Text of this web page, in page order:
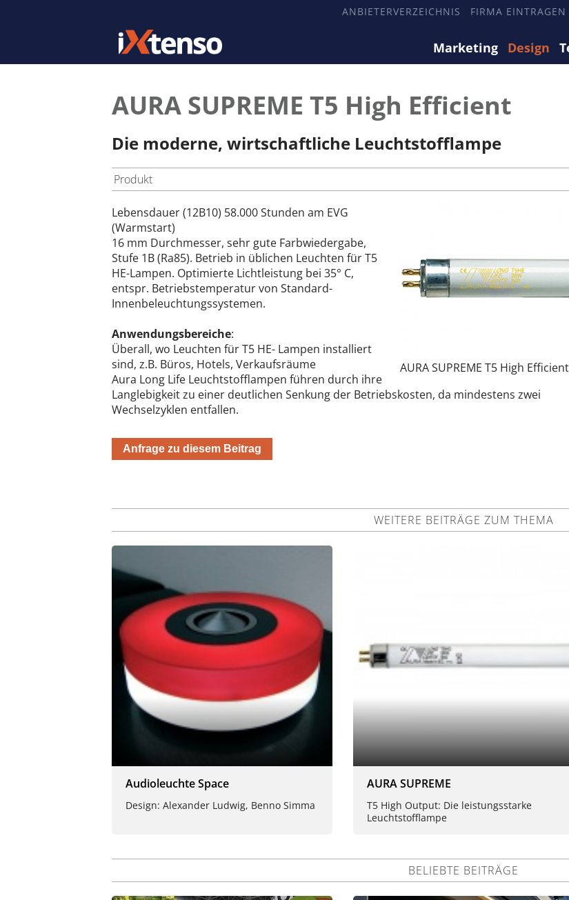
ANBIETERVERZEICHNIS FIRMA EINTRAGEN
Marketing Design
AURA SUPREME T5 High Efficient
Die moderne, wirtschaftliche Leuchtstofflampe
Produkt
AURA SUPREME T5 High Efficient
Lebensdauer (12B10) 58.000 Stunden am EVG
(Warmstart)
16 mm Durchmesser, sehr gute Farbwiedergabe,
Stufe 1B (Ra85). Betrieb in üblichen Leuchten für T5
HE-Lampen. Optimierte Lichtleistung bei 35° C,
entspr. Betriebstemperatur von Standard-
Innenbeleuchtungssystemen.
Anwendungsbereiche:
Überall, wo Leuchten für T5 HE- Lampen installiert
sind, z.B. Büros, Hotels, Verkaufsräume
Aura Long Life Leuchtstofflampen führen durch ihre
Langlebigkeit zu einer deutlichen Senkung der Betriebskosten, da mindestens zwei
Wechselzyklen entfallen.
Anfrage zu diesem Beitrag
WEITERE BEITRÄGE ZUM THEMA
Audioleuchte Space
Design: Alexander Ludwig, Benno Simma
AURA SUPREME
T5 High Output: Die leistungsstarke
Leuchtstofflampe
BELIEBTE BEITRÄGE